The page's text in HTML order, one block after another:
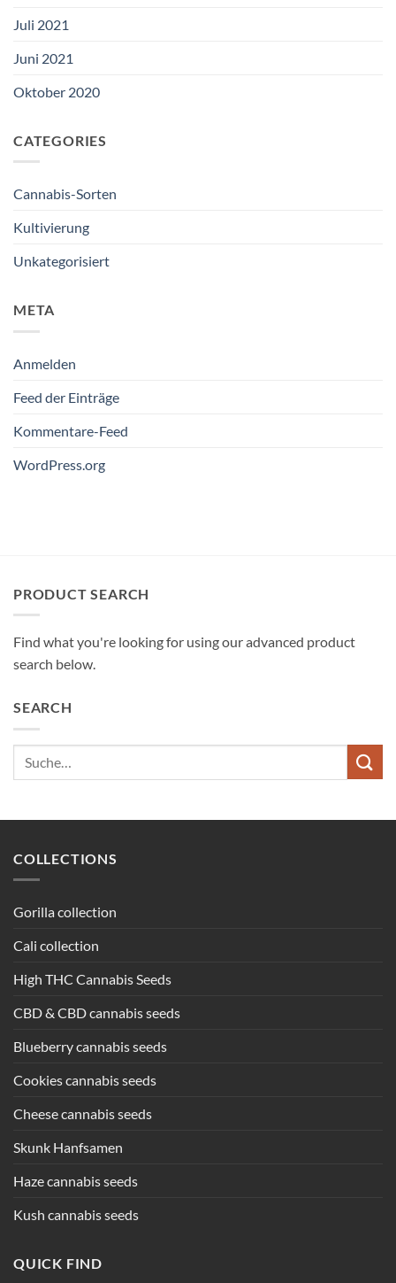
Juli 2021
Juni 2021
Oktober 2020
CATEGORIES
Cannabis-Sorten
Kultivierung
Unkategorisiert
META
Anmelden
Feed der Einträge
Kommentare-Feed
WordPress.org
PRODUCT SEARCH
Find what you're looking for using our advanced product
search below.
SEARCH
COLLECTIONS
Gorilla collection
Cali collection
High THC Cannabis Seeds
CBD & CBD cannabis seeds
Blueberry cannabis seeds
Cookies cannabis seeds
Cheese cannabis seeds
Skunk Hanfsamen
Haze cannabis seeds
Kush cannabis seeds
QUICK FIND